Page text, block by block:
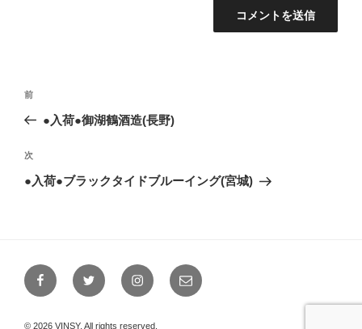
投
ビ
ゲ
ン
前
の
稿
前
●入荷●御湖鶴酒造(長野)
次
の
次
●入荷●ブラックタイドブルーイング(宮城)
FacebookTwitter Instagramメ
ー
© 2026 VINSY, All rights reserved.